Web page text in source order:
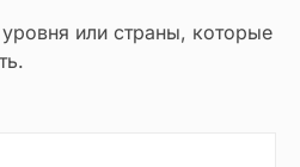
или страны, которые